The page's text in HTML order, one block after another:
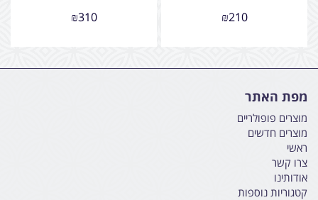
₪210
₪310
מפת האתר
מוצרים פופולריים
מוצרים חדשים
ראשי
צרו קשר
אודותינו
קטגוריות נוספות